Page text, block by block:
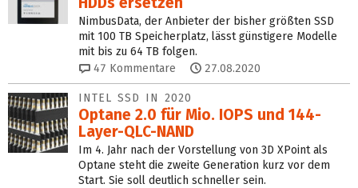
NimbusData, der Anbieter der bisher größten SSD
mit 100 TB Speicherplatz, lässt günstigere Modelle
mit bis zu 64 TB folgen.
47 Kommentare 27.08.2020
INTEL SSD IN 2020
Optane 2.0 für Mio. IOPS und 144-
Layer-QLC-NAND
Im 4. Jahr nach der Vorstellung von 3D XPoint als
Optane steht die zweite Generation kurz vor dem
Start. Sie soll deutlich schneller sein.